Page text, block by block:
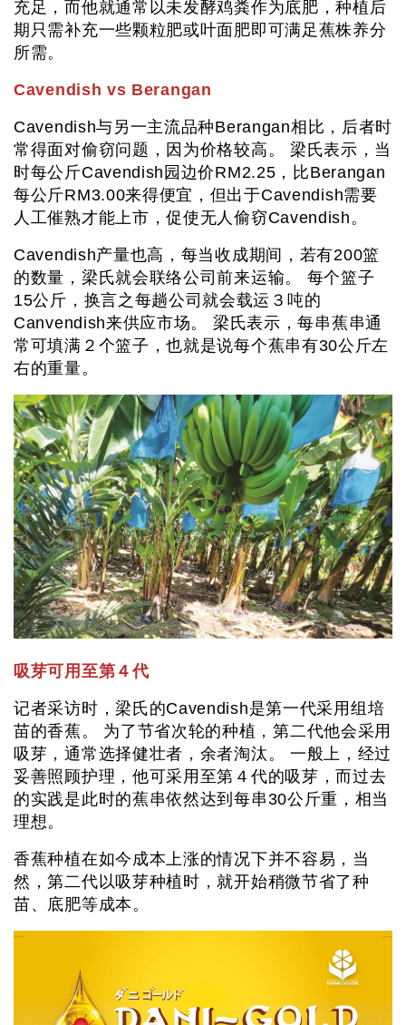
充足，而他就通常以未发酵鸡粪作为底肥，种植后
期只需补充一些颗粒肥或叶面肥即可满足蕉株养分
所需。
Cavendish vs Berangan
Cavendish与另一主流品种Berangan相比，后者时
常得面对偷窃问题，因为价格较高。 梁氏表示，当
时每公斤Cavendish园边价RM2.25，比Berangan
每公斤RM3.00来得便宜，但出于Cavendish需要
人工催熟才能上市，促使无人偷窃Cavendish。
Cavendish产量也高，每当收成期间，若有200篮
的数量，梁氏就会联络公司前来运输。 每个篮子
15公斤，换言之每趟公司就会载运３吨的
Canvendish来供应市场。 梁氏表示，每串蕉串通
常可填满２个篮子，也就是说每个蕉串有30公斤左
右的重量。
吸芽可用至第４代
记者采访时，梁氏的Cavendish是第一代采用组培
苗的香蕉。 为了节省次轮的种植，第二代他会采用
吸芽，通常选择健壮者，余者淘汰。 一般上，经过
妥善照顾护理，他可采用至第４代的吸芽，而过去
的实践是此时的蕉串依然达到每串30公斤重，相当
理想。
香蕉种植在如今成本上涨的情况下并不容易，当
然，第二代以吸芽种植时，就开始稍微节省了种
苗、底肥等成本。